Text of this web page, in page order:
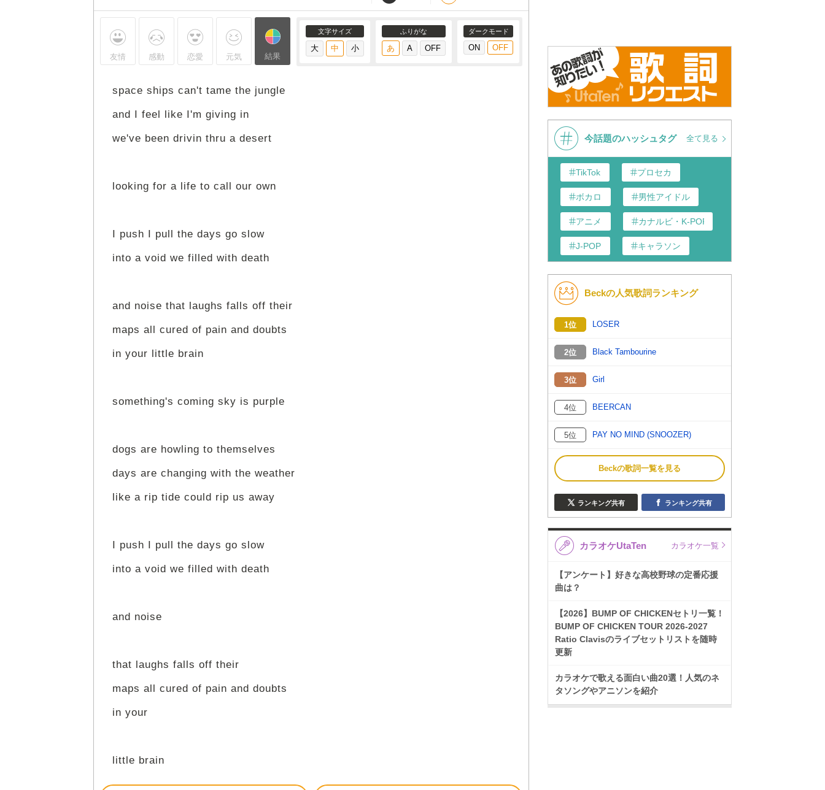
友情 感動 恋愛 元気 結果
文字サイズ ふりがな ダークモード
space ships can't tame the jungle
and I feel like I'm giving in
we've been drivin thru a desert
looking for a life to call our own
I push I pull the days go slow
into a void we filled with death
and noise that laughs falls off their
maps all cured of pain and doubts
in your little brain
something's coming sky is purple
dogs are howling to themselves
days are changing with the weather
like a rip tide could rip us away
I push I pull the days go slow
into a void we filled with death
and noise
that laughs falls off their
maps all cured of pain and doubts
in your
little brain
今話題のハッシュタグ 全て見る
TikTok プロセカ
ボカロ 男性アイドル
アニメ カナルビ・K-POP和訳
J-POP キャラソン
K-POP 演歌・歌謡
バンド
VTuber
Beckの人気歌詞ランキング
1位 LOSER
2位 Black Tambourine
3位 Girl
4位 BEERCAN
5位 PAY NO MIND (SNOOZER)
Beckの歌詞一覧を見る
ランキング共有 ランキング共有
カラオケUtaTen カラオケ一覧
【アンケート】好きな高校野球の定番応援
曲は？
【2026】BUMP OF CHICKENセトリ一覧！
BUMP OF CHICKEN TOUR 2026-2027
Ratio Clavisのライブセットリストを随時
更新
カラオケで歌える面白い曲20選！人気のネ
タソングやアニソンを紹介